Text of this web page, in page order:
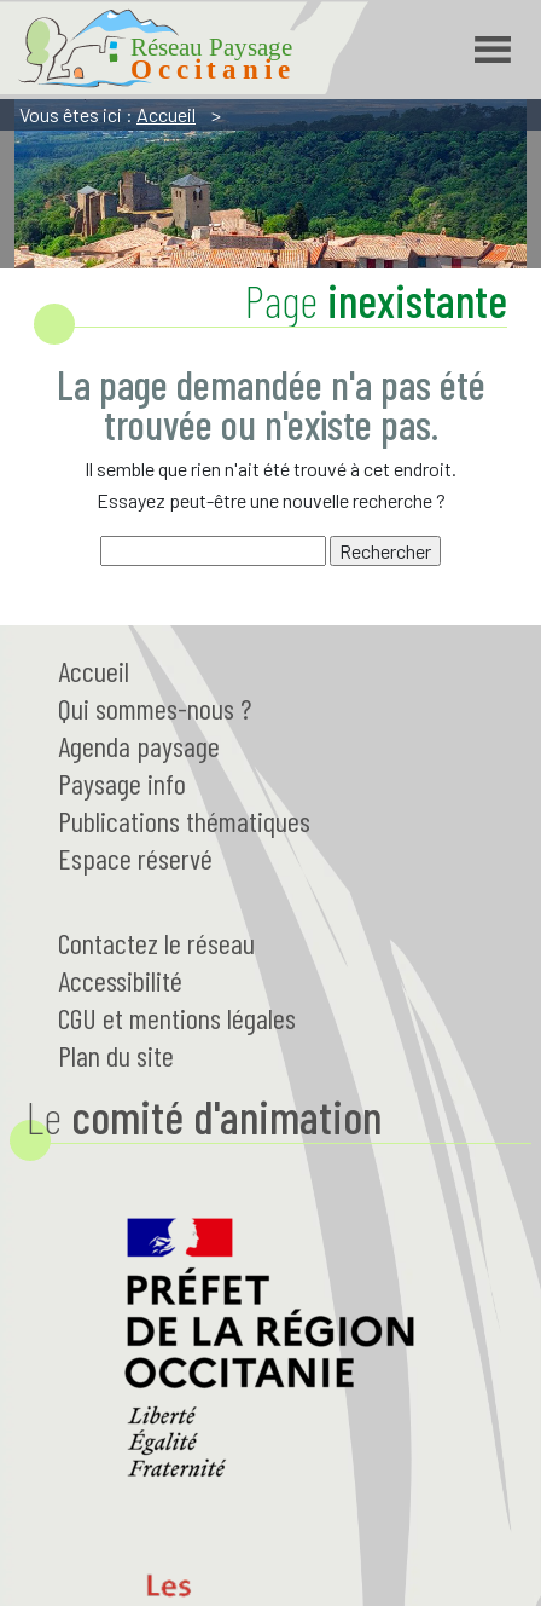
Aller
navigation
Aller
recherche
Aller
contenu
Réseau Paysage Occitanie
Vous êtes ici :Accueil >
Page inexistante
La page demandée n'a pas été
trouvée ou n'existe pas.
Il semble que rien n'ait été trouvé à cet endroit.
Essayez peut-être une nouvelle recherche ?
Accueil
Qui sommes-nous ?
Agenda paysage
Paysage info
Publications thématiques
Espace réservé
Contactez le réseau
Accessibilité
CGU et mentions légales
Plan du site
Le comité d'animation